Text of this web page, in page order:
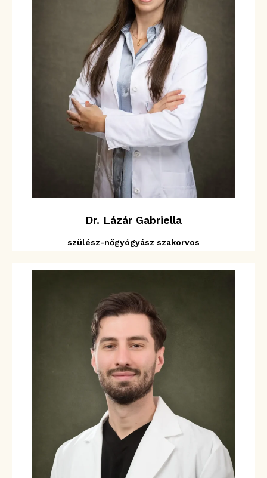
Dr. Lázár Gabriella
szülész-nőgyógyász szakorvos